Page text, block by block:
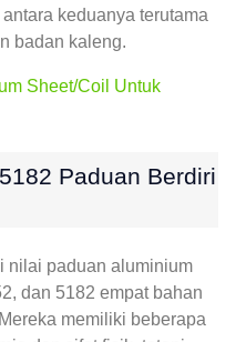
keduanya terutama
badan kaleng.
Sheet/Coil Untuk
Paduan Berdiri
nilai paduan aluminium
dan 5182 empat bahan
memiliki beberapa